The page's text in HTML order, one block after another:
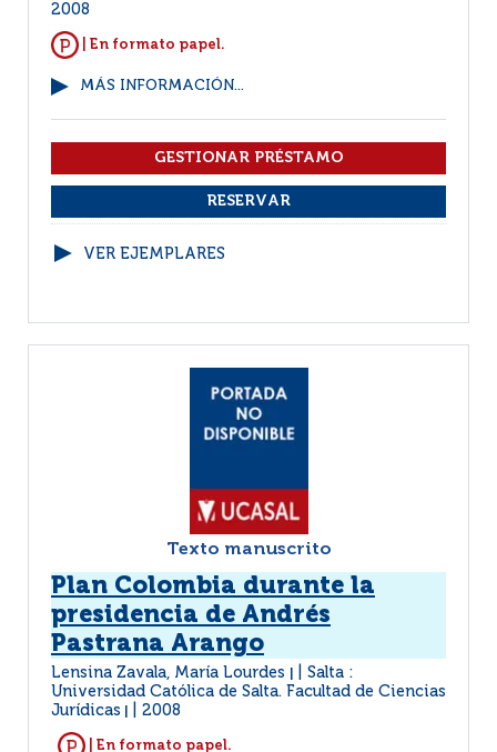
2008
| En formato papel.
MÁS INFORMACIÓN...
VER EJEMPLARES
Texto manuscrito
Plan Colombia durante la
presidencia de Andrés
Pastrana Arango
Lensina Zavala, María Lourdes
Salta :
Universidad Católica de Salta. Facultad de Ciencias
Jurídicas
2008
| En formato papel.